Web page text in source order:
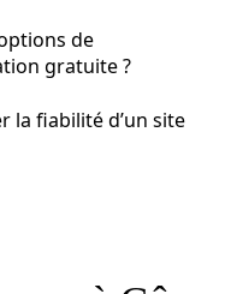
de
gratuite ?
la fiabilité d’un site